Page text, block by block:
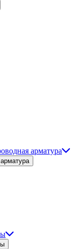
арматура